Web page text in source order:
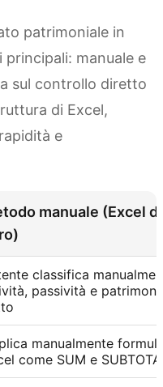
patrimoniale in
manuale e
sul controllo diretto
di Excel,
e
manuale (Excel
classifica
passività e
manualmente
come SUM e